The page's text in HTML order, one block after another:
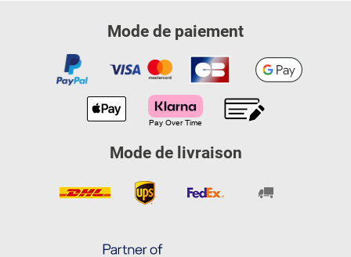
Mode de paiement
Mode de livraison